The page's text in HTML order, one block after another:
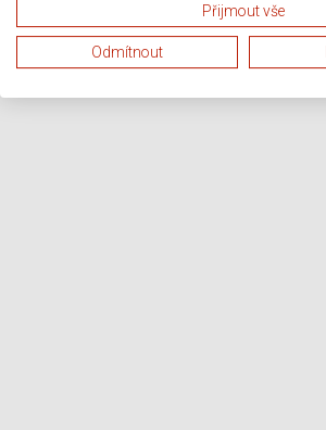
Přijmout vše
Odmítnout